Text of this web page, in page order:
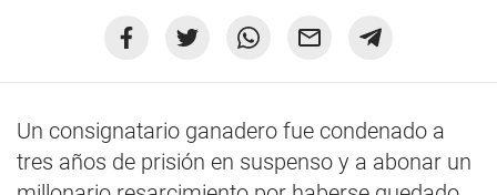
Un consignatario ganadero fue condenado a
tres años de prisión en suspenso y a abonar un